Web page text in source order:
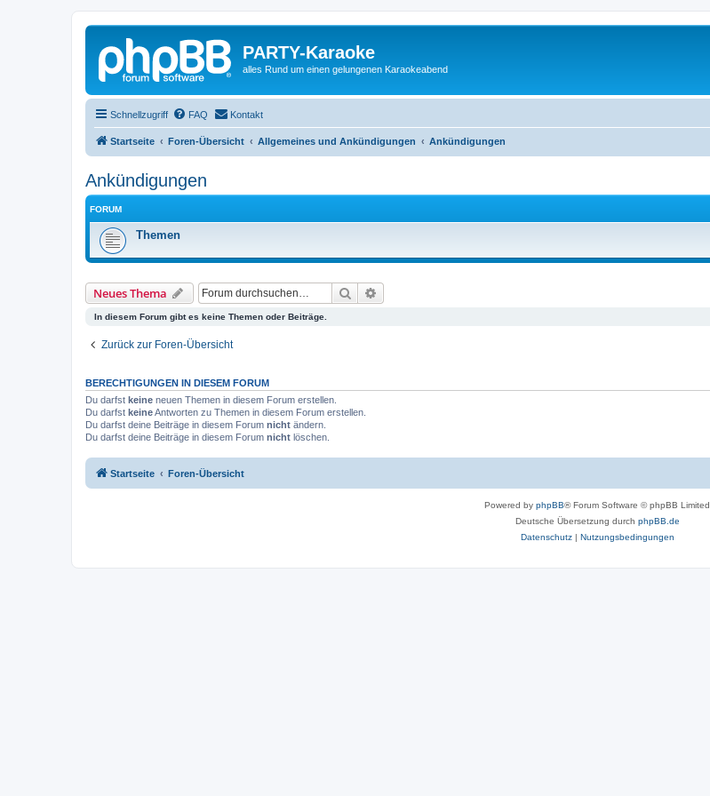
PARTY-Karaoke
alles Rund um einen gelungenen Karaokeabend
Schnellzugriff FAQ Kontakt
Startseite Foren-Übersicht Allgemeines und Ankündigungen Ankündigungen
Ankündigungen
FORUM
Themen
Neues Thema Suche
In diesem Forum gibt es keine Themen oder Beiträge.
Zurück zur Foren-Übersicht
BERECHTIGUNGEN IN DIESEM FORUM
Du darfst keine neuen Themen in diesem Forum erstellen.
Du darfst keineAntworten zu Themen in diesem Forum erstellen.
Du darfst deine Beiträge in diesem Forum nicht ändern.
Du darfst deine Beiträge in diesem Forum nicht löschen.
Startseite Foren-Übersicht
Powered by phpBB® Forum Software © phpBB Limited
Deutsche Übersetzung durch phpBB.de
Datenschutz| Nutzungsbedingungen